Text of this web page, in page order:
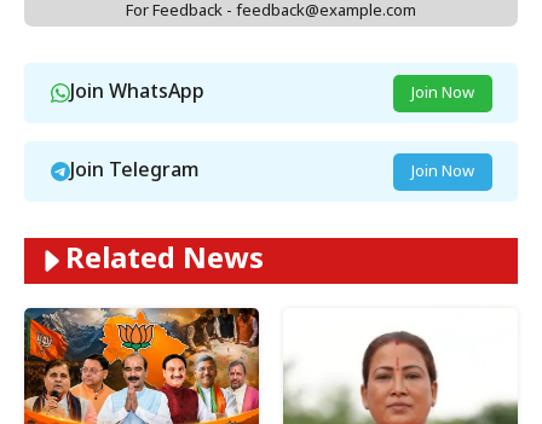
For Feedback - feedback@example.com
Join WhatsApp Join Now
Join Telegram Join Now
Related News